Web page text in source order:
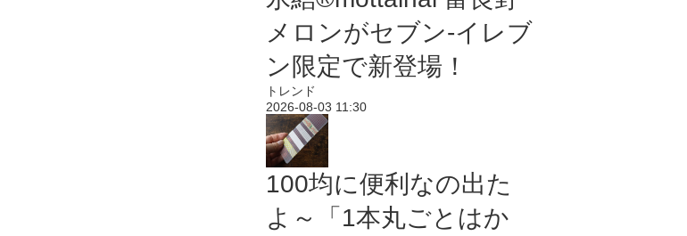
メロンがセブン‐イレブ
ン限定で新登場！
トレンド
2026-08-03 11:30
100均に便利なの出た
よ～「1本丸ごとはか